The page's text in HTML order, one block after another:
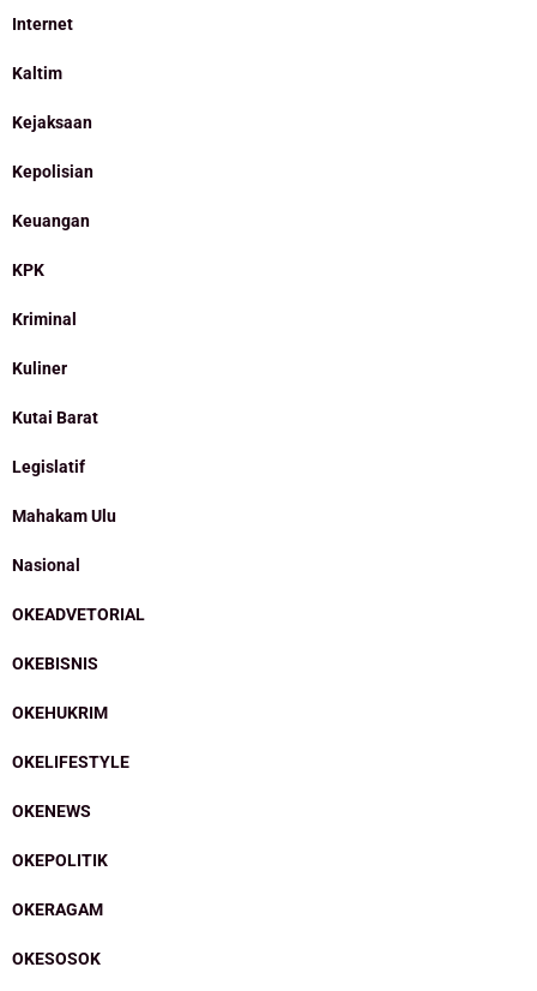
Internet
Kaltim
Kejaksaan
Kepolisian
Keuangan
KPK
Kriminal
Kuliner
Kutai Barat
Legislatif
Mahakam Ulu
Nasional
OKEADVETORIAL
OKEBISNIS
OKEHUKRIM
OKELIFESTYLE
OKENEWS
OKEPOLITIK
OKERAGAM
OKESOSOK